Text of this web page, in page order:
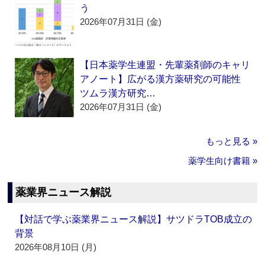
う
2026年07月31日 (金)
【日本薬学生連盟・先輩薬剤師のキャリ
アノート】広がる漢方薬研究の可能性
ツムラ漢方研究…
2026年07月31日 (金)
もっと見る »
薬学生向け書籍 »
薬業界ニュース解説
【対話で学ぶ薬業界ニュース解説】サツドラTOB成立の
背景
2026年08月10日 (月)